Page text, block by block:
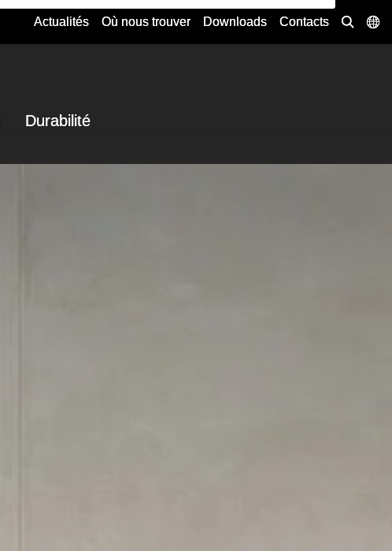
Actualités Où nous trouver Downloads Contacts
Durabilité